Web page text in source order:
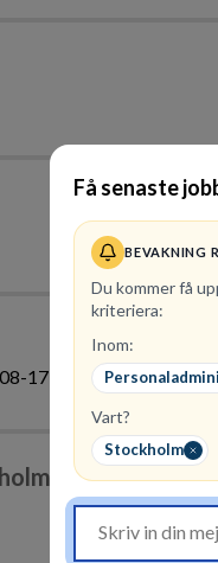
Få senaste
BEVAKNING
Du kommer få
kriteriera:
Inom:
Vart?
Stockholm
17